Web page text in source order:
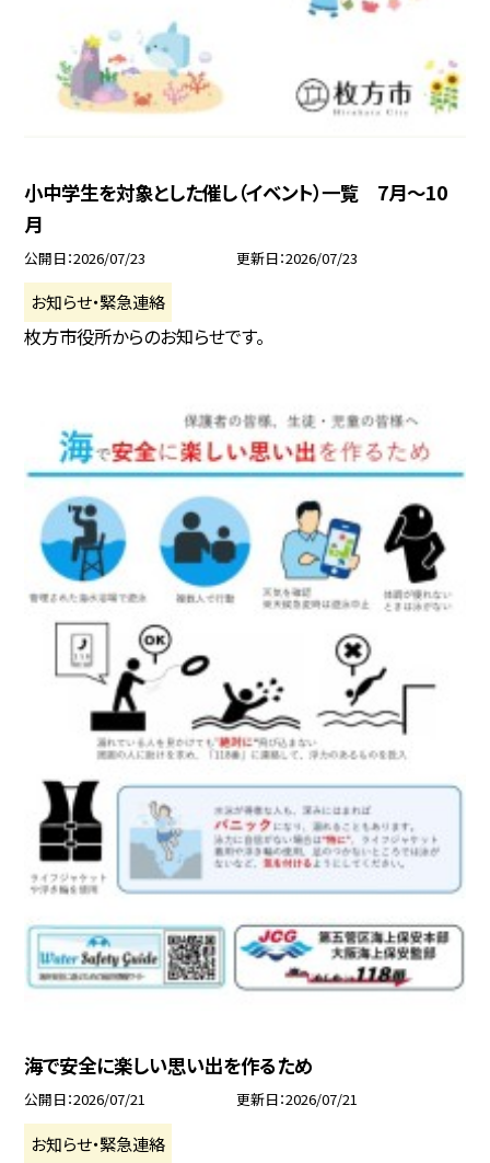
小中学生を対象とした催し（イベント）一覧 7月〜10
月
公開日 2026/07/23 更新日 2026/07/23
お知らせ・緊急連絡
枚方市役所からのお知らせです。
海で安全に楽しい思い出を作るため
公開日 2026/07/21 更新日 2026/07/21
お知らせ・緊急連絡